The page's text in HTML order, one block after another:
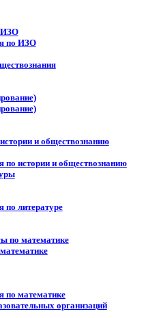
ИЗО
по ИЗО
и обществознанию
по истории и обществознанию
по литературе
по математике
по математике
организаций